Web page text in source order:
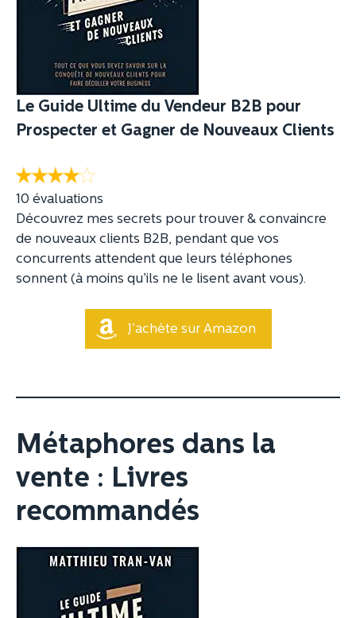
Le Guide Ultime du Vendeur B2B pour
Prospecter et Gagner de Nouveaux Clients
10 évaluations
Découvrez mes secrets pour trouver & convaincre
de nouveaux clients B2B, pendant que vos
concurrents attendent que leurs téléphones
sonnent (à moins qu’ils ne le lisent avant vous).
J’achète sur Amazon
Métaphores dans la
vente : Livres
recommandés